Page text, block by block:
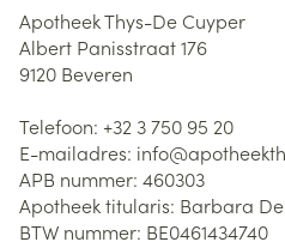
Apotheek Thys-De Cuyper
Albert Panisstraat 176
9120 Beveren
Telefoon: +32 3 750 95 20
E-mailadres: info@
APB nummer: 460303
Apotheek titularis: Barbara
BTW nummer: BE0461434740